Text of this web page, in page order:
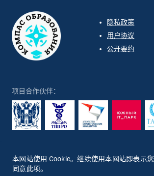
隐私政策
用户协议
公开要约
项目合作伙伴：
language 中文
本网站使用 Cookie。继续使用本网站即表示您
同意此项。